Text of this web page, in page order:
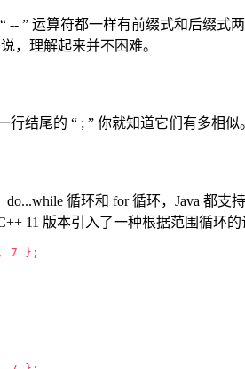
-- ” 运算符都一样有前缀式和后缀
，理解起来并不困难。
结尾的 “ ; ” 你就知道它们有多相似
循环和 for 循环，Java 都
11 版本引入了一种根据范围循环
7 };